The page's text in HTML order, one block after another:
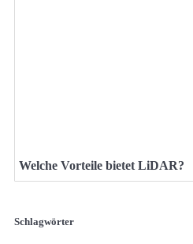
Welche Vorteile bietet LiDAR?
Schlagwörter